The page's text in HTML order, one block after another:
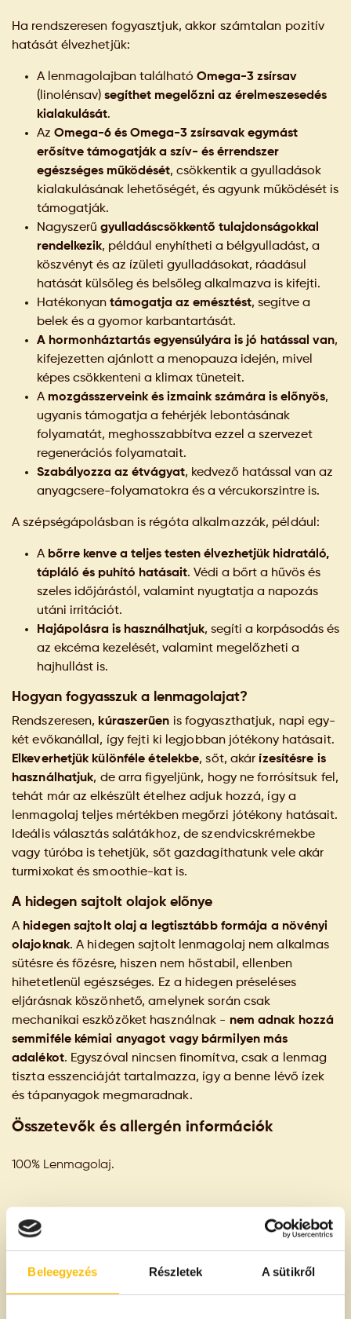
Beleegyezés Részletek A sütikről
Ha rendszeresen fogyasztjuk, akkor számtalan pozitív
hatását élvezhetjük:
A lenmagolajban található Omega-3 zsírsav
(linolénsav) segíthet megelőzni az érelmeszesedés
kialakulását.
Az Omega-6 és Omega-3 zsírsavak egymást
erősítve támogatják a szív- és érrendszer
egészséges működését, csökkentik a gyulladások
kialakulásának lehetőségét, és agyunk működését is
támogatják.
Nagyszerű gyulladáscsökkentő tulajdonságokkal
rendelkezik, például enyhítheti a bélgyulladást, a
köszvényt és az ízületi gyulladásokat, ráadásul
hatását külsőleg és belsőleg alkalmazva is kifejti.
Hatékonyan támogatja az emésztést, segítve a
belek és a gyomor karbantartását.
A hormonháztartás egyensúlyára is jó hatással van,
kifejezetten ajánlott a menopauza idején, mivel
képes csökkenteni a klimax tüneteit.
A mozgásszerveink és izmaink számára is előnyös,
ugyanis támogatja a fehérjék lebontásának
folyamatát, meghosszabbítva ezzel a szervezet
regenerációs folyamatait.
Szabályozza az étvágyat, kedvező hatással van az
anyagcsere-folyamatokra és a vércukorszintre is.
A szépségápolásban is régóta alkalmazzák, például:
A bőrre kenve a teljes testen élvezhetjük hidratáló,
tápláló és puhító hatásait. Védi a bőrt a hűvös és
szeles időjárástól, valamint nyugtatja a napozás
utáni irritációt.
Hajápolásra is használhatjuk, segíti a korpásodás és
az ekcéma kezelését, valamint megelőzheti a
hajhullást is.
Hogyan fogyasszuk a lenmagolajat?
Rendszeresen, kúraszerűen is fogyaszthatjuk, napi egy-
két evőkanállal, így fejti ki legjobban jótékony hatásait.
Elkeverhetjük különféle ételekbe, sőt, akár ízesítésre is
használhatjuk, de arra figyeljünk, hogy ne forrósítsuk fel,
tehát már az elkészült ételhez adjuk hozzá, így a
lenmagolaj teljes mértékben megőrzi jótékony hatásait.
Ideális választás salátákhoz, de szendvicskrémekbe
vagy túróba is tehetjük, sőt gazdagíthatunk vele akár
turmixokat és smoothie-kat is.
A hidegen sajtolt olajok előnye
A hidegen sajtolt olaj a legtisztább formája a növényi
olajoknak. A hidegen sajtolt lenmagolaj nem alkalmas
sütésre és főzésre, hiszen nem hőstabil, ellenben
hihetetlenül egészséges. Ez a hidegen préseléses
eljárásnak köszönhető, amelynek során csak
mechanikai eszközöket használnak - nem adnak hozzá
semmiféle kémiai anyagot vagy bármilyen más
adalékot. Egyszóval nincsen finomítva, csak a lenmag
tiszta esszenciáját tartalmazza, így a benne lévő ízek
és tápanyagok megmaradnak.
Összetevők és allergén információk
100% Lenmagolaj.
A termék származási helye